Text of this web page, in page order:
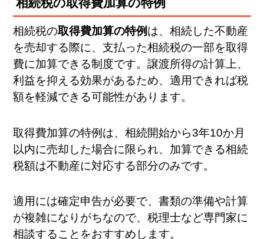
相続税の取得費加算の特例
相続税の取得費加算の特例は、相続した不動産
を売却する際に、支払った相続税の一部を取得
費に加算できる制度です。譲渡所得の計算上、
利益を抑える効果があるため、適用できれば税
額を軽減できる可能性があります。
取得費加算の特例は、相続開始から3年10か月
以内に売却した場合に限られ、加算できる相続
税額は不動産に対応する部分のみです。
適用には確定申告が必要で、書類の準備や計算
が複雑になりがちなので、税理士など専門家に
相談することをおすすめします。